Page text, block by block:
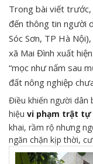
Trong bài viết trước,
đến thông tin người
Sóc Sơn, TP Hà
xã Mai Đình xuất
“mọc như nấm sau
đất nông nghiệp
Điều khiến người dân
hiệu vi phạm trật tự
khai, rầm rộ nhưng
ngăn chặn kịp thời,